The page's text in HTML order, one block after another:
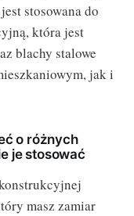
stosowana do
która jest
blachy stalowe
jak i
o różnych
je stosować
masz zamiar